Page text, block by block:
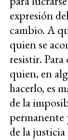
expresión
cambio. A
quien se
resistir.
quien, en
hacerlo, es
de la
permanente
de la justicia